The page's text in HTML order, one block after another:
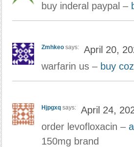
buy inderal paypal –
Zmhkeo says:
April 20,
warfarin us – buy
Hjpgxq says:
April 24,
order levofloxacin –
150mg brand